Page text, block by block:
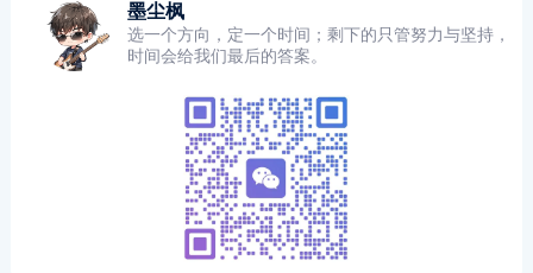
墨尘枫
选一个方向，定一个时间；剩下的只管努力与坚持，
时间会给我们最后的答案。